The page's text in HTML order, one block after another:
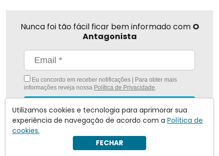
Nunca foi tão fácil ficar bem informado com O
Antagonista
Eu concordo em receber notificações | Para obter mais
informações reveja nossa Política de Privacidade.
Enviar
Utilizamos cookies e tecnologia para aprimorar sua
experiência de navegação de acordo com a Política de
cookies.
FECHAR